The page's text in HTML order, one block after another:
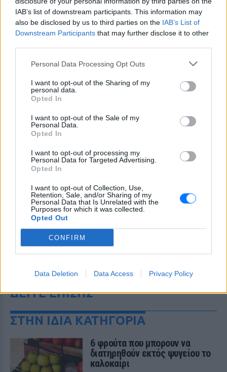
IAB’s list of downstream participants. This information may
also be disclosed by us to third parties on the IAB’s List of
Downstream Participants that may further disclose it to other
Personal Data Processing Opt Outs
I want to opt-out of the Sharing of my
personal data.
Opted In
I want to opt-out of the Sale of my
Personal Data.
Opted In
I want to opt-out of processing my
Personal Data for Targeted Advertising.
Opted In
I want to opt-out of Collection, Use,
Retention, Sale, and/or Sharing of my
Personal Data that Is Unrelated with the
Purposes for which it was collected.
Opted Out
CONFIRM
Data Deletion Data Access Privacy Policy
και ότι σου κάνει κλικ!
Ακολουθήστε το E-Radio.gr και στο Instagram
ΔΙΑΦΗΜΙΣΗ
ΔΕΙΤΕ ΕΠΙΣΗΣ
ΣΤΗΝ ΙΔΙΑ ΚΑΤΗΓΟΡΙΑ
6 φρούτα που μπορουν να
διατηρηθούν εκτός ψυγείου το
καλοκαίρι